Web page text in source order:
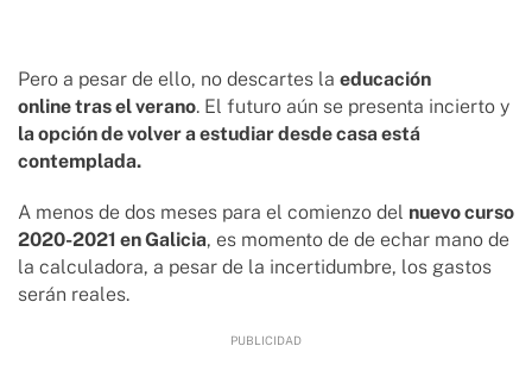
Pero a pesar de ello, no descartes la educación
online tras el verano. El futuro aún se presenta incierto y
la opción de volver a estudiar desde casa está
contemplada.
A menos de dos meses para el comienzo del nuevo curso
2020-2021 en Galicia, es momento de de echar mano de
la calculadora, a pesar de la incertidumbre, los gastos
serán reales.